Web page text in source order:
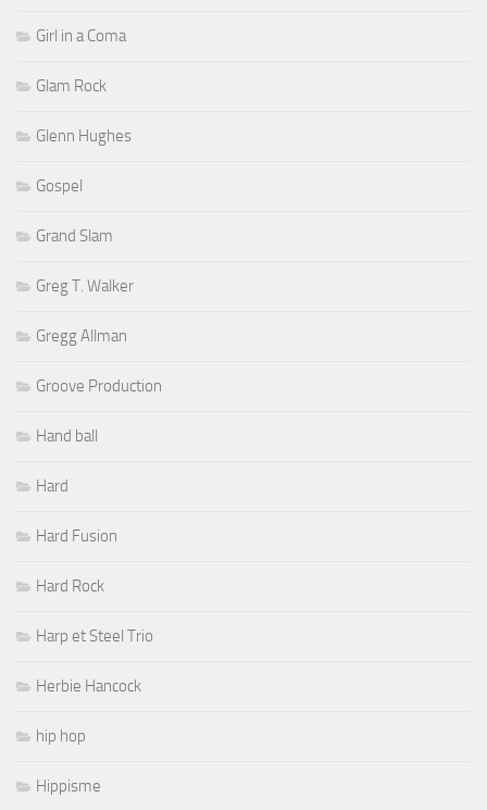
Girl in a Coma
Glam Rock
Glenn Hughes
Gospel
Grand Slam
Greg T. Walker
Gregg Allman
Groove Production
Hand ball
Hard
Hard Fusion
Hard Rock
Harp et Steel Trio
Herbie Hancock
hip hop
Hippisme